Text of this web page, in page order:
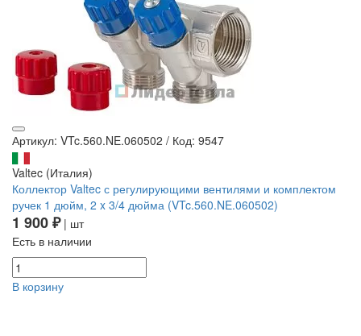
Артикул: VTc.560.NE.060502 / Код: 9547
Valtec (Италия)
Коллектор Valtec с регулирующими вентилями и комплектом
ручек 1 дюйм, 2 x 3/4 дюйма (VTc.560.NE.060502)
1 900 ₽| шт
Есть в наличии
В корзину